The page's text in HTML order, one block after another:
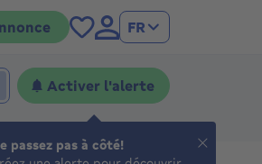
FR
Activer l'alerte
passez pas à côté!